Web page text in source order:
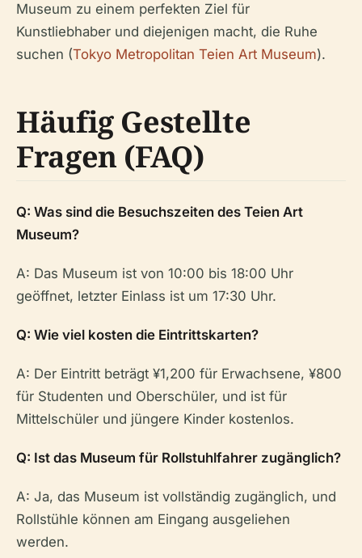
Museum zu einem perfekten Ziel für
Kunstliebhaber und diejenigen macht, die Ruhe
suchen (Tokyo Metropolitan Teien Art Museum).
Häufig Gestellte
Fragen (FAQ)
Q: Was sind die Besuchszeiten des Teien Art
Museum?
A: Das Museum ist von 10:00 bis 18:00 Uhr
geöffnet, letzter Einlass ist um 17:30 Uhr.
Q: Wie viel kosten die Eintrittskarten?
A: Der Eintritt beträgt ¥1,200 für Erwachsene, ¥800
für Studenten und Oberschüler, und ist für
Mittelschüler und jüngere Kinder kostenlos.
Q: Ist das Museum für Rollstuhlfahrer zugänglich?
A: Ja, das Museum ist vollständig zugänglich, und
Rollstühle können am Eingang ausgeliehen
werden.